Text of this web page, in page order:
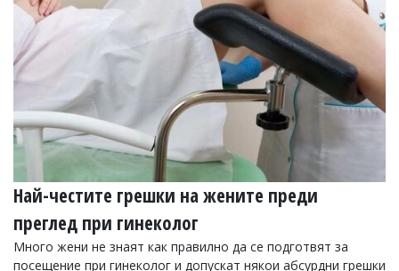
Най-честите грешки на жените преди
преглед при гинеколог
Много жени не знаят как правилно да се подготвят за
посещение при гинеколог и допускат някои абсурдни грешки